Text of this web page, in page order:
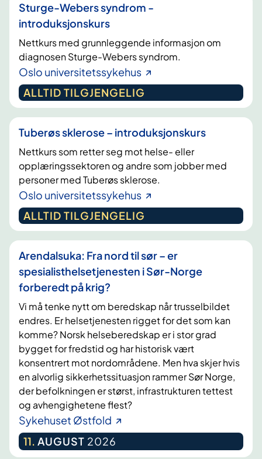
Sturge-Webers syndrom -
introduksjonskurs
Nettkurs med grunnleggende informasjon om
diagnosen Sturge-Webers syndrom.
Oslo universitetssykehus
ALLTID TILGJENGELIG
Tuberøs sklerose – introduksjonskurs
Nettkurs som retter seg mot helse- eller
opplæringssektoren og andre som jobber med
personer med Tuberøs sklerose.
Oslo universitetssykehus
ALLTID TILGJENGELIG
Arendalsuka: Fra nord til sør – er
spesialisthelsetjenesten i Sør-Norge
forberedt på krig?
Vi må tenke nytt om beredskap når trusselbildet
endres. Er helsetjenesten rigget for det som kan
komme? Norsk helseberedskap er i stor grad
bygget for fredstid og har historisk vært
konsentrert mot nordområdene. Men hva skjer hvis
en alvorlig sikkerhetssituasjon rammer Sør Norge,
der befolkningen er størst, infrastrukturen tettest
og avhengighetene flest?
Sykehuset Østfold
11. AUGUST 2026